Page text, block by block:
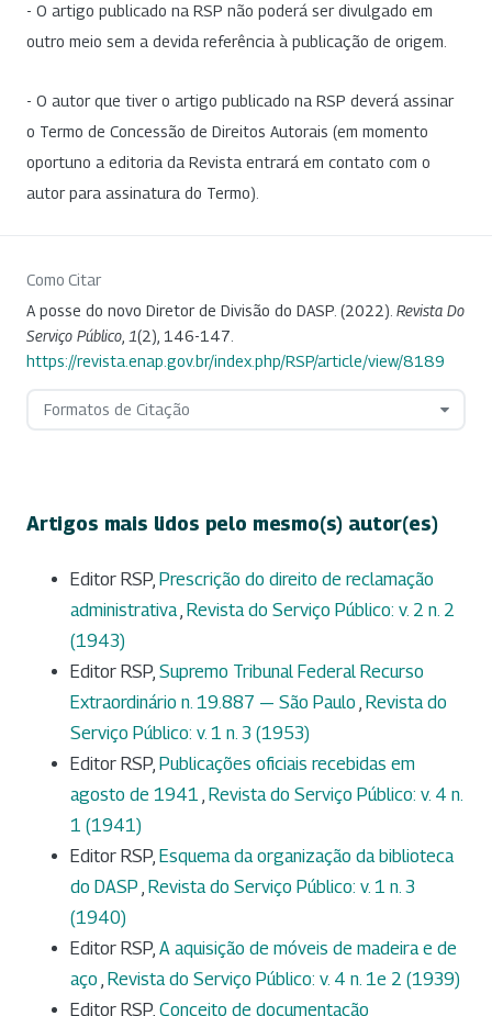
- O artigo publicado na RSP não poderá ser divulgado em
outro meio sem a devida referência à publicação de origem.
- O autor que tiver o artigo publicado na RSP deverá assinar
o Termo de Concessão de Direitos Autorais (em momento
oportuno a editoria da Revista entrará em contato com o
autor para assinatura do Termo).
Como Citar
A posse do novo Diretor de Divisão do DASP. (2022). Revista Do
Serviço Público 1(2), 146-147.
https://revista.enap.gov.br/index.php/RSP/article/view/8189
Formatos de Citação
Artigos mais lidos pelo mesmo(s) autor(es)
Editor RSP, Prescrição do direito de reclamação
administrativa, Revista do Serviço Público: v. 2 n. 2
(1943)
Editor RSP, Supremo Tribunal Federal Recurso
Extraordinário n. 19.887 — São Paulo , Revista do
Serviço Público: v. 1 n. 3 (1953)
Editor RSP, Publicações oficiais recebidas em
agosto de 1941 , Revista do Serviço Público: v. 4 n.
1 (1941)
Editor RSP, Esquema da organização da biblioteca
do DASP , Revista do Serviço Público: v. 1 n. 3
(1940)
Editor RSP, A aquisição de móveis de madeira e de
aço , Revista do Serviço Público: v. 4 n. 1e 2 (1939)
Editor RSP, Conceito de documentação